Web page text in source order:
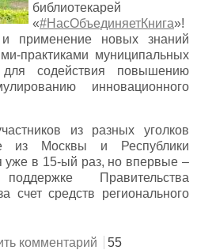
библиотекарей
«#НасОбъединяетКнига»!
применение новых знаний
практиками муниципальных
для содействия повышению
инновационного
из разных уголков
из Москвы и Республики
уже в 15-ый раз, но впервые –
Правительства
счет средств регионального
туристический мастер-
комментарий
55